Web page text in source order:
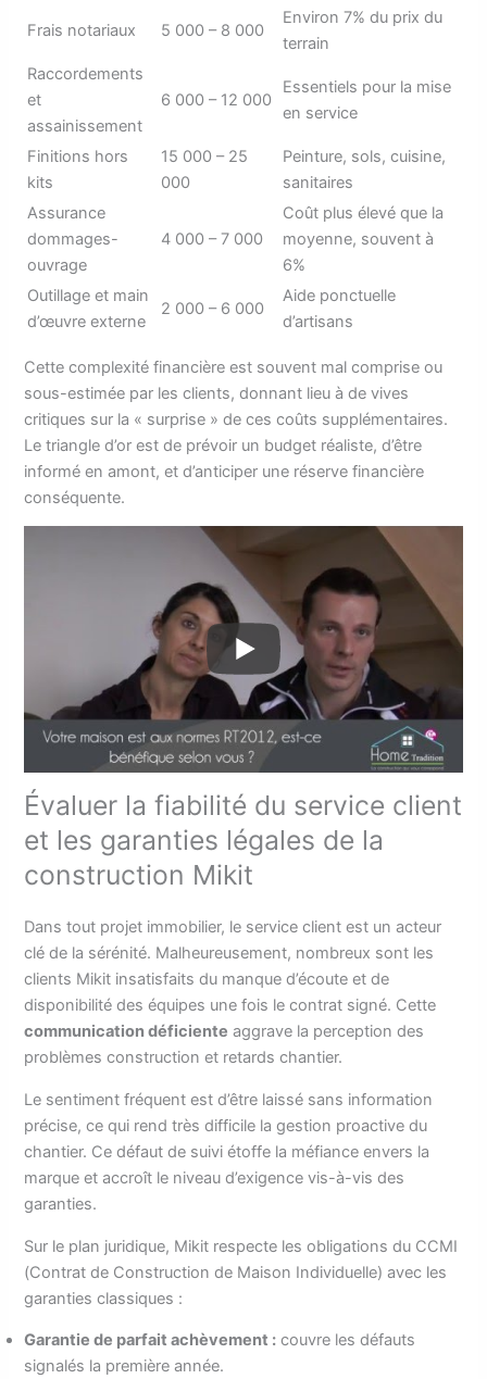
Frais notariaux 5 000 – 8 000
Environ 7% du prix du
terrain
Raccordements
et
assainissement
6 000 – 12 000
Essentiels pour la mise
en service
Finitions hors
kits
15 000 – 25
000
Peinture, sols, cuisine,
sanitaires
Assurance
dommages-
ouvrage
4 000 – 7 000
Coût plus élevé que la
moyenne, souvent à
6%
Outillage et main
d’œuvre externe
2 000 – 6 000
Aide ponctuelle
d’artisans
Cette complexité financière est souvent mal comprise ou
sous-estimée par les clients, donnant lieu à de vives
critiques sur la « surprise » de ces coûts supplémentaires.
Le triangle d’or est de prévoir un budget réaliste, d’être
informé en amont, et d’anticiper une réserve financière
conséquente.
Évaluer la fiabilité du service client
et les garanties légales de la
construction Mikit
Dans tout projet immobilier, le service client est un acteur
clé de la sérénité. Malheureusement, nombreux sont les
clients Mikit insatisfaits du manque d’écoute et de
disponibilité des équipes une fois le contrat signé. Cette
communication déficiente aggrave la perception des
problèmes construction et retards chantier.
Le sentiment fréquent est d’être laissé sans information
précise, ce qui rend très difficile la gestion proactive du
chantier. Ce défaut de suivi étoffe la méfiance envers la
marque et accroît le niveau d’exigence vis-à-vis des
garanties.
Sur le plan juridique, Mikit respecte les obligations du CCMI
(Contrat de Construction de Maison Individuelle) avec les
garanties classiques :
Garantie de parfait achèvement : couvre les défauts
signalés la première année.